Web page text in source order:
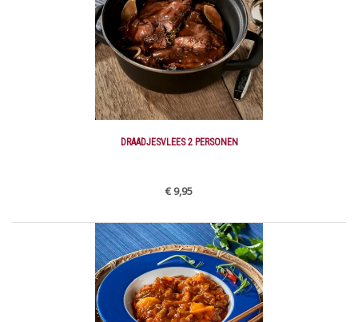
DRAADJESVLEES 2 PERSONEN
€ 9,95